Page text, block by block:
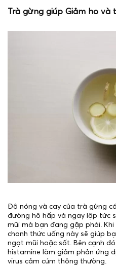
Trà gừng giúp Giảm ho và
Độ nóng và cay của trà gừng
đường hô hấp và ngay lập tức
mũi mà bạn đang gặp phải.
chanh thức uống này sẽ giúp
ngạt mũi hoặc sốt. Bên cạnh
histamine làm giảm phản ứng
virus cảm cúm thông thường.